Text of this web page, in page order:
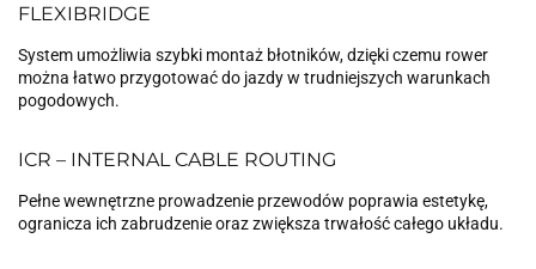
FLEXIBRIDGE
System umożliwia szybki montaż błotników, dzięki czemu rower
można łatwo przygotować do jazdy w trudniejszych warunkach
pogodowych.
ICR – INTERNAL CABLE ROUTING
Pełne wewnętrzne prowadzenie przewodów poprawia estetykę,
ogranicza ich zabrudzenie oraz zwiększa trwałość całego układu.